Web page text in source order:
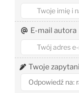
E-mail autora
Twoje